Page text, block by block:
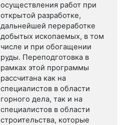
осуществления работ при
открытой разработке,
дальнейшей переработке
добытых ископаемых, в том
числе и при обогащении
руды. Переподготовка в
рамках этой программы
рассчитана как на
специалистов в области
горного дела, так и на
специалистов в области
строительства, которые